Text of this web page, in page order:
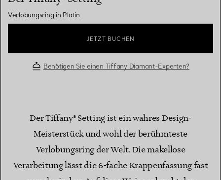
Verlobungsring in Platin
JETZT BUCHEN
Benötigen Sie einen Tiffany Diamant-Experten?
Der Tiffany® Setting ist ein wahres Design-
Meisterstück und wohl der berühmteste
Verlobungsring der Welt. Die makellose
Verarbeitung lässt die 6-fache Krappenfassung fast